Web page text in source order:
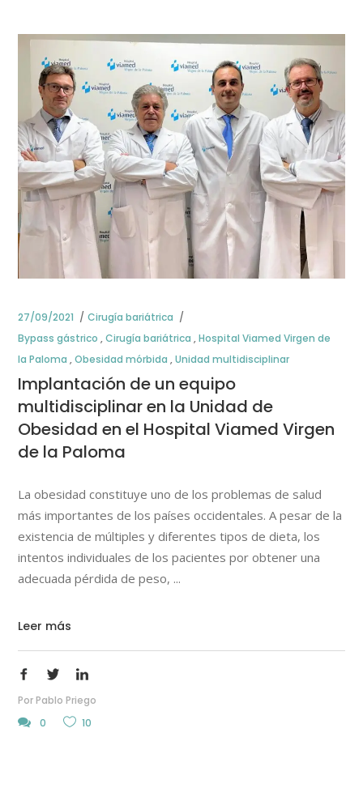
27/09/2021
Cirugía bariátrica
Bypass gástrico ,Cirugía bariátrica ,Hospital Viamed Virgen de
la Paloma ,Obesidad mórbida ,Unidad multidisciplinar
Implantación de un equipo
multidisciplinar en la Unidad de
Obesidad en el Hospital Viamed Virgen
de la Paloma
La obesidad constituye uno de los problemas de salud
más importantes de los países occidentales. A pesar de la
existencia de múltiples y diferentes tipos de dieta, los
intentos individuales de los pacientes por obtener una
adecuada pérdida de peso,
Leer más
Por Pablo Priego
0
10